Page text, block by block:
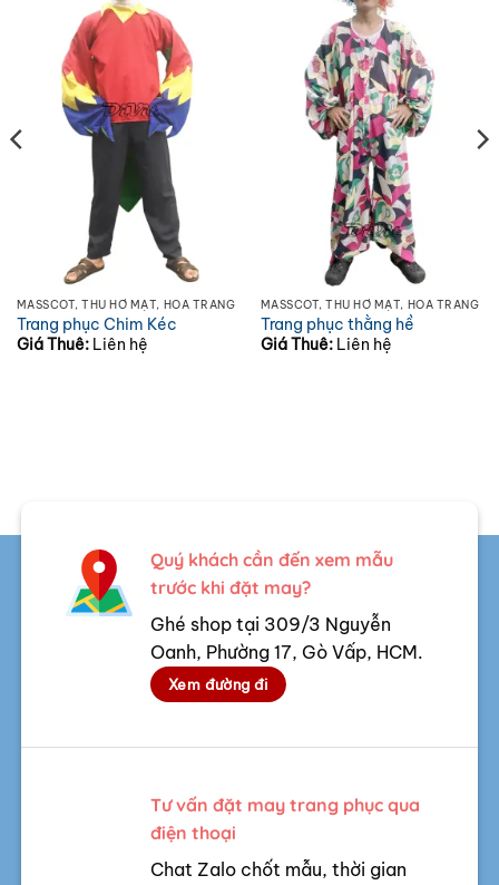
MASSCOT, THÚ HỞ MẶT, HÓA TRANG
Trang phục Chim Kéc
Giá Thuê: Liên hệ
MASSCOT, THÚ HỞ MẶT, HÓA TRANG
Trang phục thằng hề
Giá Thuê: Liên hệ
Quý khách cần đến xem mẫu
trước khi đặt may?
Ghé shop tại 309/3 Nguyễn
Oanh, Phường 17, Gò Vấp, HCM.
Xem đường đi
Tư vấn đặt may trang phục qua
điện thoại
Chat Zalo chốt mẫu, thời gian